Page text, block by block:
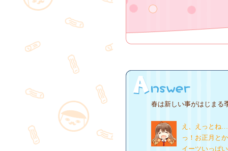
春は新しい事がはじまる
え、えっとね
っ！お正月と
イーツいっぱ